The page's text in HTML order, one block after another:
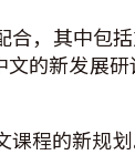
，其中包
的新发展
程的新规